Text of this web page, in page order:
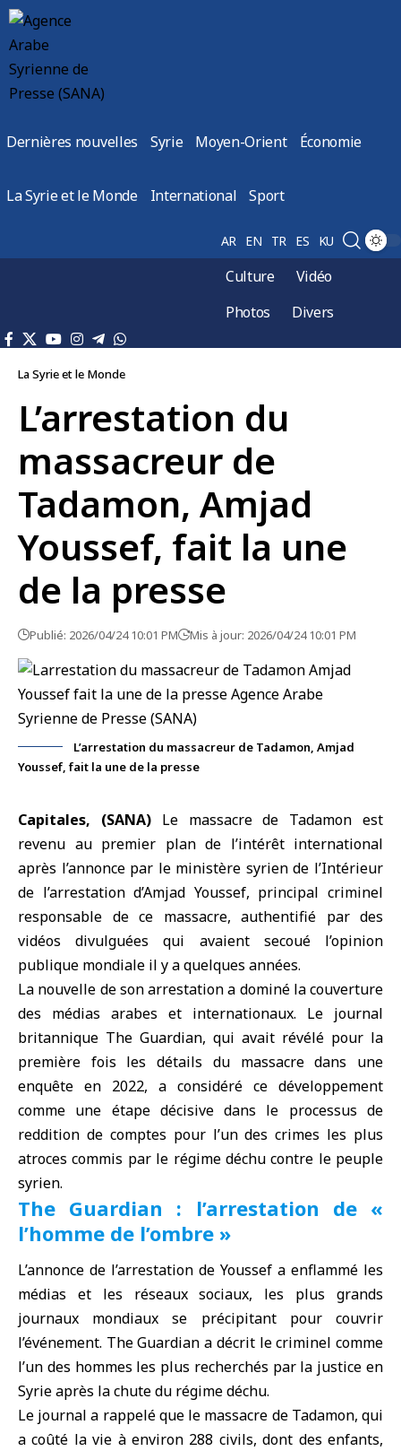
Dernières nouvelles Syrie Moyen-Orient Économie
La Syrie et le Monde International Sport
AR EN TR ES KU
Culture
Vidéo
Photos
Divers
La Syrie et le Monde
L’arrestation du
massacreur de
Tadamon, Amjad
Youssef, fait la une
de la presse
Publié: 2026/04/24 10:01 PM Mis à jour: 2026/04/24 10:01 PM
L’arrestation du massacreur de Tadamon, Amjad
Youssef, fait la une de la presse
Capitales, (SANA) Le massacre de Tadamon est
revenu au premier plan de l’intérêt international
après l’annonce par le ministère syrien de l’Intérieur
de l’arrestation d’Amjad Youssef, principal criminel
responsable de ce massacre, authentifié par des
vidéos divulguées qui avaient secoué l’opinion
publique mondiale il y a quelques années.
La nouvelle de son arrestation a dominé la couverture
des médias arabes et internationaux. Le journal
britannique The Guardian, qui avait révélé pour la
première fois les détails du massacre dans une
enquête en 2022, a considéré ce développement
comme une étape décisive dans le processus de
reddition de comptes pour l’un des crimes les plus
atroces commis par le régime déchu contre le peuple
syrien.
The Guardian : l’arrestation de «
l’homme de l’ombre »
L’annonce de l’arrestation de Youssef a enflammé les
médias et les réseaux sociaux, les plus grands
journaux mondiaux se précipitant pour couvrir
l’événement. The Guardian a décrit le criminel comme
l’un des hommes les plus recherchés par la justice en
Syrie après la chute du régime déchu.
Le journal a rappelé que le massacre de Tadamon, qui
a coûté la vie à environ 288 civils, dont des enfants,